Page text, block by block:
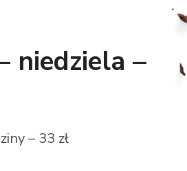
niedziela –
– 33 zł